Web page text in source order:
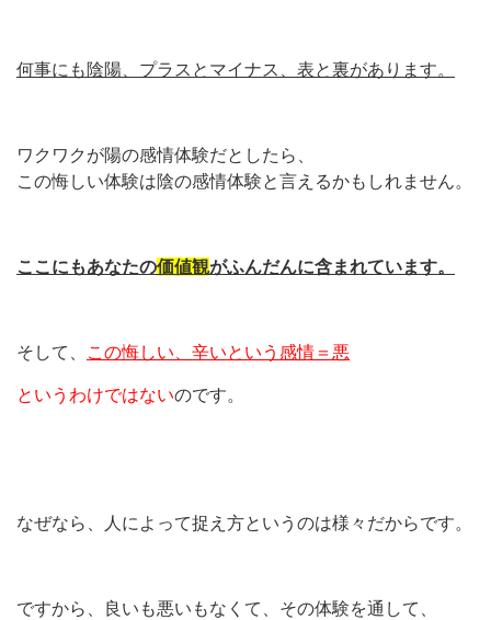
何事にも陰陽、プラスとマイナス、表と裏があります。
ワクワクが陽の感情体験だとしたら、
この悔しい体験は陰の感情体験と言えるかもしれません。
ここにもあなたの価値観がふんだんに含まれています。
そして、 この悔しい、辛いという感情＝悪
というわけではないのです。
なぜなら、人によって捉え方というのは様々だからです。
ですから、良いも悪いもなくて、 その体験を通して、